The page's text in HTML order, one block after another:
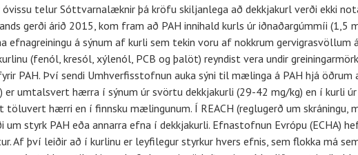
telur Sóttvarnalæknir þá kröfu skiljanlega að dekkjakurl verði ekki
gerði árið 2015, kom fram að PAH innihald kurls úr iðnaðargúmmíi (1,5
á sýnum af kurli sem tekin voru af nokkrum gervigrasvöllum
(fenól, kresól, xýlenól, PCB og þalöt) reyndist vera undir
PAH. Því sendi Umhverfisstofnun auka sýni til mælinga á PAH hjá öðrum
umtalsvert hærra í sýnum úr svörtu dekkjakurli (29-42 mg/kg) en í kurli
hærri en í finnsku mælingunum. Í REACH (reglugerð um skráningu,
styrk PAH eða annarra efna í dekkjakurli. Efnastofnun Evrópu (ECHA)
Af því leiðir að í kurlinu er leyfilegur styrkur hvers efnis, sem flokka má